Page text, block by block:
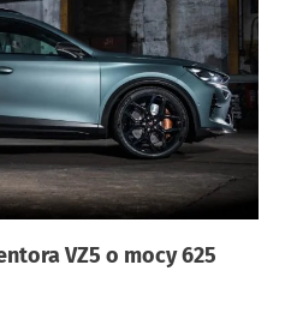
VZ5 o mocy 625